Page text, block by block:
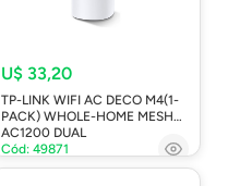
U$ 33,20
TP-LINK WIFI AC DECO M4(1-
PACK) WHOLE-HOME MESH
AC1200 DUAL
Cód: 49871